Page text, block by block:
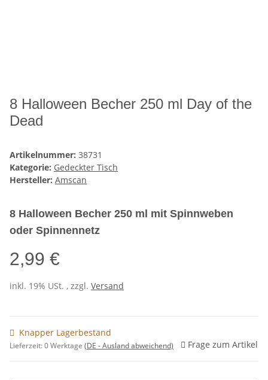
8 Halloween Becher 250 ml Day of the
Dead
Artikelnummer: 38731
Kategorie: Gedeckter Tisch
Hersteller: Amscan
8 Halloween Becher 250 ml mit Spinnweben
oder Spinnennetz
2,99 €
inkl. 19% USt. , zzgl. Versand
Knapper Lagerbestand
Lieferzeit:0 Werktage (DE - Ausland abweichend) Frage zum Artikel